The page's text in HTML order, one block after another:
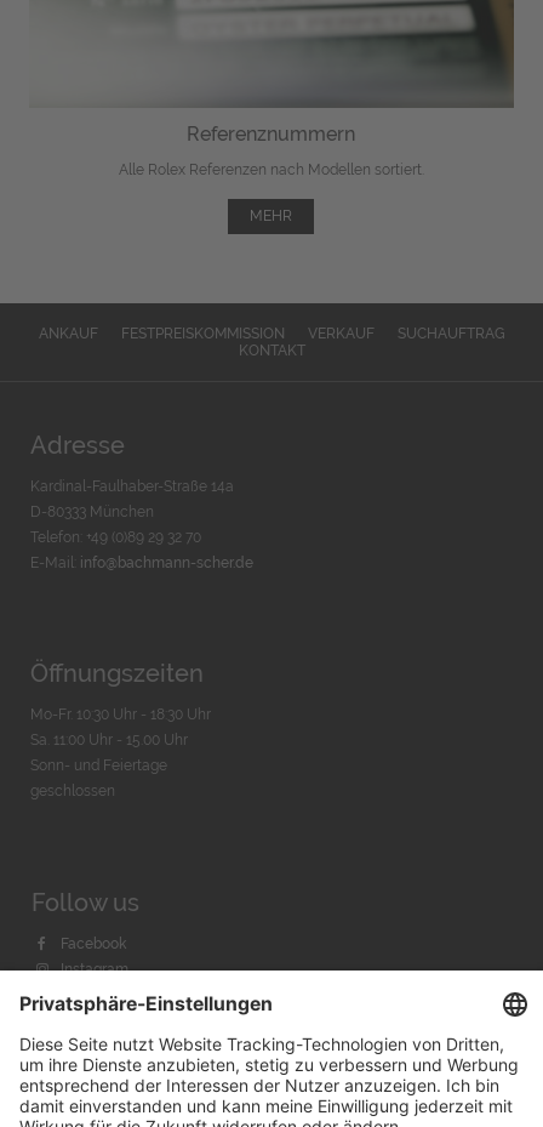
Referenznummern
Alle Rolex Referenzen nach Modellen sortiert.
MEHR
ANKAUF FESTPREISKOMMISSION VERKAUF
SUCHAUFTRAG
KONTAKT
Adresse
Kardinal-Faulhaber-Straße 14a
D-80333 München
Telefon: +49 (0)89 29 32 70
E-Mail: info@bachmann-scher.de
Öffnungszeiten
Mo-Fr. 10:30 Uhr - 18:30 Uhr
Sa. 11:00 Uhr - 15.00 Uhr
Sonn- und Feiertage
geschlossen
Follow us
Facebook
Instagram
Youtube